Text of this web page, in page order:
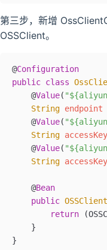
第三步，新增
OSSClient。
@Configuration
public class
    @
Value(
    String
endpoint
    @
Value(
    String
    @
Value(
    String
    @
Bean
    public
OSSClient
        return
    }
}